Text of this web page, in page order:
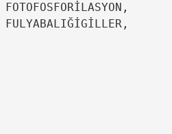
FULYABALIĞİGİLLER,